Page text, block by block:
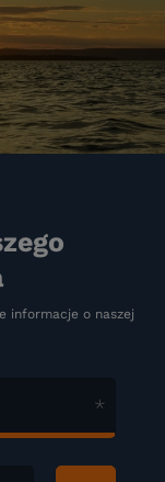
informacje o naszej